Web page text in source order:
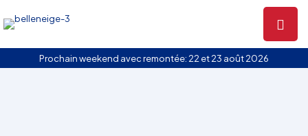
Prochain weekend avec remontée: 22 et 23 août 2026